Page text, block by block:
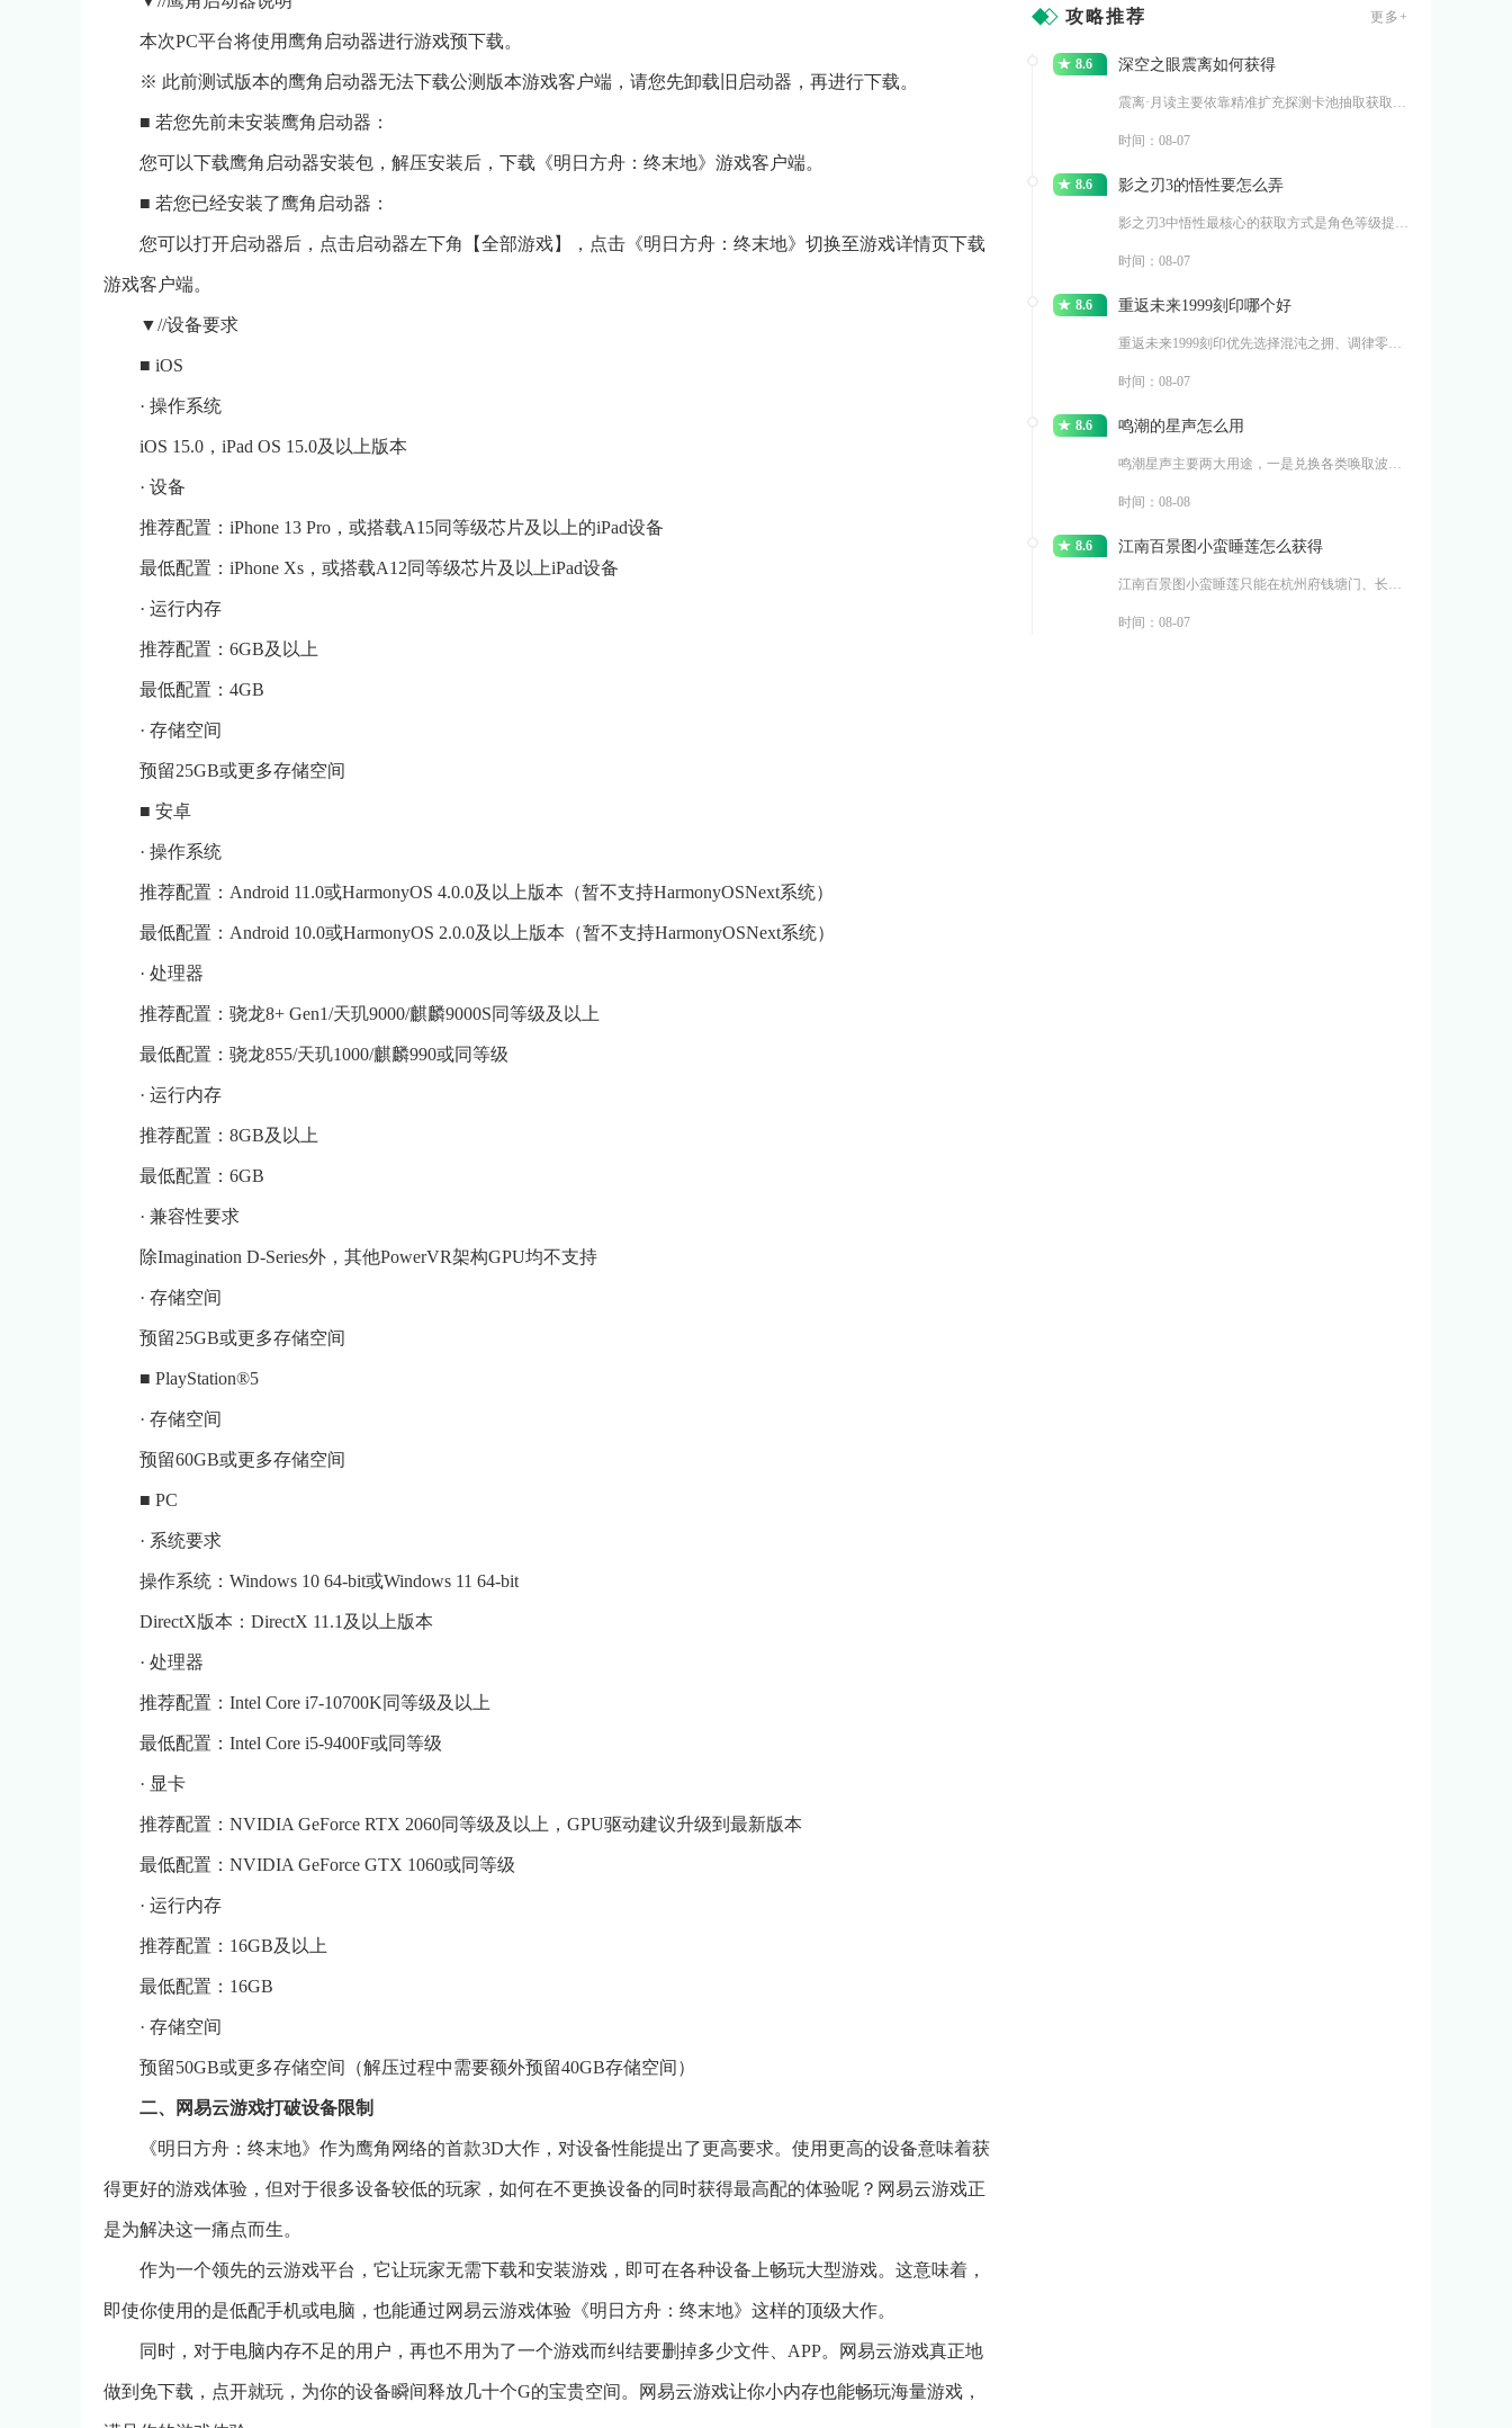
本次PC平台将使用鹰角启动器进行游戏预下载。
※ 此前测试版本的鹰角启动器无法下载公测版本游戏客户端，请您先卸载旧启动器，再进行下载。
■ 若您先前未安装鹰角启动器：
您可以下载鹰角启动器安装包，解压安装后，下载《明日方舟：终末地》游戏客户端。
■ 若您已经安装了鹰角启动器：
您可以打开启动器后，点击启动器左下角【全部游戏】，点击《明日方舟：终末地》切换至游戏详情页下载
游戏客户端。
▼//设备要求
■ iOS
· 操作系统
iOS 15.0，iPad OS 15.0及以上版本
· 设备
推荐配置：iPhone 13 Pro，或搭载A15同等级芯片及以上的iPad设备
最低配置：iPhone Xs，或搭载A12同等级芯片及以上iPad设备
· 运行内存
推荐配置：6GB及以上
最低配置：4GB
· 存储空间
预留25GB或更多存储空间
■ 安卓
· 操作系统
推荐配置：Android 11.0或HarmonyOS 4.0.0及以上版本（暂不支持HarmonyOSNext系统）
最低配置：Android 10.0或HarmonyOS 2.0.0及以上版本（暂不支持HarmonyOSNext系统）
· 处理器
推荐配置：骁龙8+ Gen1/天玑9000/麒麟9000S同等级及以上
最低配置：骁龙855/天玑1000/麒麟990或同等级
· 运行内存
推荐配置：8GB及以上
最低配置：6GB
· 兼容性要求
除Imagination D-Series外，其他PowerVR架构GPU均不支持
· 存储空间
预留25GB或更多存储空间
■ PlayStation®5
· 存储空间
预留60GB或更多存储空间
■ PC
· 系统要求
操作系统：Windows 10 64-bit或Windows 11 64-bit
DirectX版本：DirectX 11.1及以上版本
· 处理器
推荐配置：Intel Core i7-10700K同等级及以上
最低配置：Intel Core i5-9400F或同等级
· 显卡
推荐配置：NVIDIA GeForce RTX 2060同等级及以上，GPU驱动建议升级到最新版本
最低配置：NVIDIA GeForce GTX 1060或同等级
· 运行内存
推荐配置：16GB及以上
最低配置：16GB
· 存储空间
预留50GB或更多存储空间（解压过程中需要额外预留40GB存储空间）
二、网易云游戏打破设备限制
《明日方舟：终末地》作为鹰角网络的首款3D大作，对设备性能提出了更高要求。使用更高的设备意味着获
得更好的游戏体验，但对于很多设备较低的玩家，如何在不更换设备的同时获得最高配的体验呢？网易云游戏正
是为解决这一痛点而生。
作为一个领先的云游戏平台，它让玩家无需下载和安装游戏，即可在各种设备上畅玩大型游戏。这意味着，
即使你使用的是低配手机或电脑，也能通过网易云游戏体验《明日方舟：终末地》这样的顶级大作。
同时，对于电脑内存不足的用户，再也不用为了一个游戏而纠结要删掉多少文件、APP。网易云游戏真正地
做到免下载，点开就玩，为你的设备瞬间释放几十个G的宝贵空间。网易云游戏让你小内存也能畅玩海量游戏，
攻略推荐 更多+
8.6 深空之眼震离如何获得
时间：08-07
8.6 影之刃3的悟性要怎么弄
时间：08-07
8.6 重返未来1999刻印哪个好
时间：08-07
8.6 鸣潮的星声怎么用
时间：08-08
8.6 江南百景图小蛮睡莲怎么获得
时间：08-07